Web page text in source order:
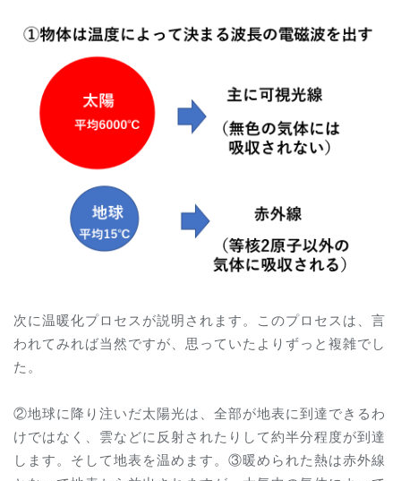
次に温暖化プロセスが説明されます。このプロセスは、言
われてみれば当然ですが、思っていたよりずっと複雑でし
た。
②地球に降り注いだ太陽光は、全部が地表に到達できるわ
けではなく、雲などに反射されたりして約半分程度が到達
します。そして地表を温めます。③暖められた熱は赤外線